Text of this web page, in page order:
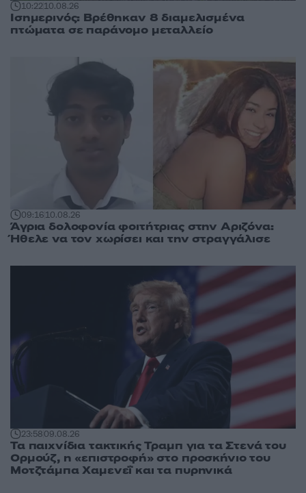
10:2210.08.26
Ισημερινός: Βρέθηκαν 8 διαμελισμένα
πτώματα σε παράνομο μεταλλείο
09:1610.08.26
Άγρια δολοφονία φοιτήτριας στην Αριζόνα:
Ήθελε να τον χωρίσει και την στραγγάλισε
23:5809.08.26
Τα παιχνίδια τακτικής Τραμπ για τα Στενά του
Ορμούζ, η «επιστροφή» στο προσκήνιο του
Μοτζτάμπα Χαμενεΐ και τα πυρηνικά